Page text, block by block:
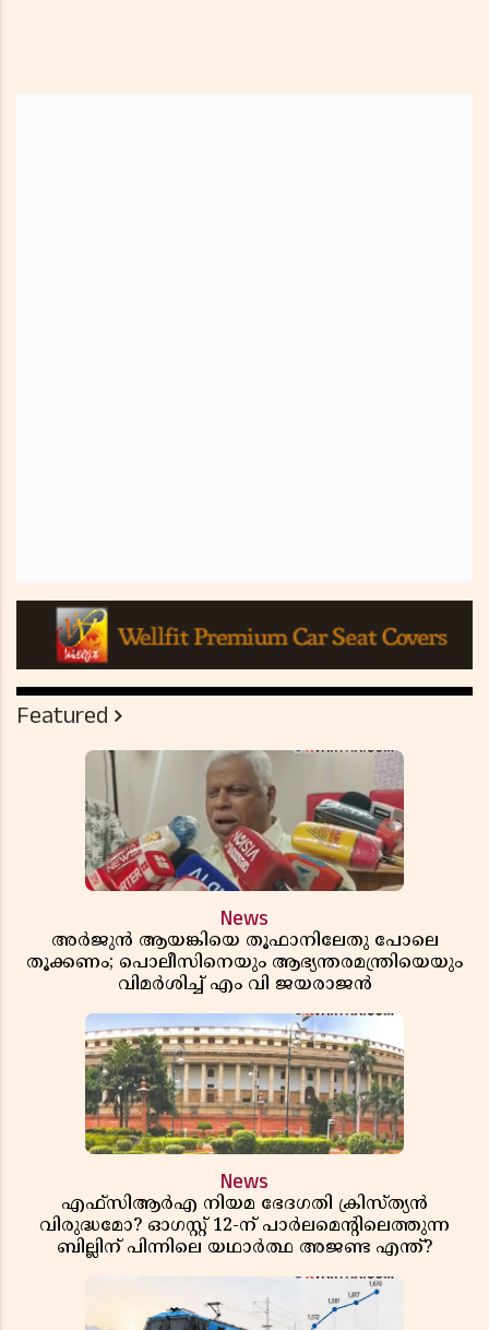
Featured
News
അർജുൻ ആയങ്കിയെ തൂഫാനിലേതു പോലെ
തൂക്കണം; പൊലീസിനെയും ആഭ്യന്തരമന്ത്രിയെയും
വിമർശിച്ച് എം വി ജയരാജൻ
News
എഫ്സിആർഎ നിയമ ഭേദഗതി ക്രിസ്ത്യൻ
വിരുദ്ധമോ? ഓഗസ്റ്റ് 12-ന് പാർലമെന്റിലെത്തുന്ന
ബില്ലിന് പിന്നിലെ യഥാർത്ഥ അജണ്ട എന്ത്?